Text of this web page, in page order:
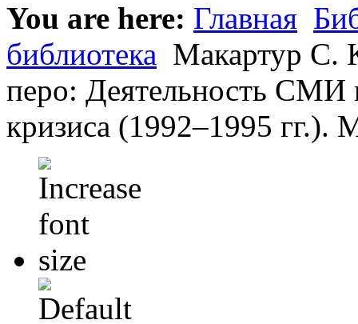
You are here: Главная
библиотека Макартур С.
перо: Деятельность СМИ
кризиса (1992–1995 гг.).